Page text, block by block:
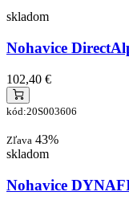
skladom
Nohavice
102,40 €
kód:20S003606
Zľava 43%
skladom
Nohavice